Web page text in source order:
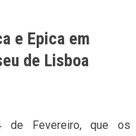
e Epica em
de Lisboa
de Fevereiro, que os